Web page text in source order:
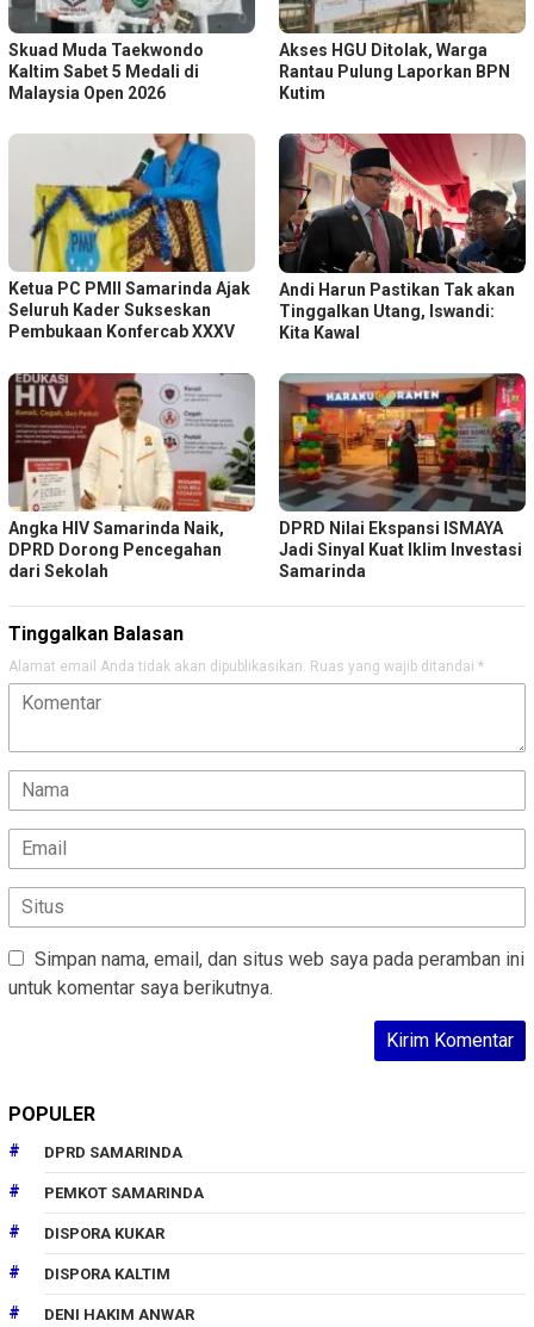
Skuad Muda Taekwondo
Kaltim Sabet 5 Medali di
Malaysia Open 2026
Akses HGU Ditolak, Warga
Rantau Pulung Laporkan BPN
Kutim
Ketua PC PMII Samarinda Ajak
Seluruh Kader Sukseskan
Pembukaan Konfercab XXXV
Andi Harun Pastikan Tak akan
Tinggalkan Utang, Iswandi:
Kita Kawal
Angka HIV Samarinda Naik,
DPRD Dorong Pencegahan
dari Sekolah
DPRD Nilai Ekspansi ISMAYA
Jadi Sinyal Kuat Iklim Investasi
Samarinda
Tinggalkan Balasan
Alamat email Anda tidak akan dipublikasikan. Ruas yang wajib ditandai *
Simpan nama, email, dan situs web saya pada peramban ini
untuk komentar saya berikutnya.
POPULER
DPRD SAMARINDA
PEMKOT SAMARINDA
DISPORA KUKAR
DISPORA KALTIM
DENI HAKIM ANWAR